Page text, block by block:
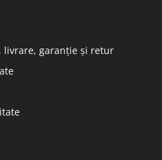
livrare, garanție și retur